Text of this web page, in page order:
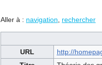
Aller à : navigation rechercher
URL
http://